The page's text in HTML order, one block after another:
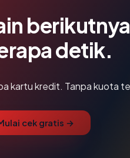
detik.
kartu kredit. Tanpa kuota
cek gratis →